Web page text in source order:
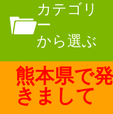
カテゴリ
ー
から選ぶ
熊本県で
きまして